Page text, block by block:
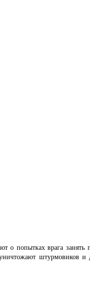
о попытках врага
штурмовиков